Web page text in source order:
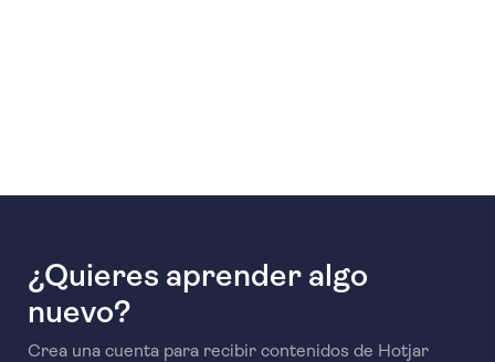
¿Quieres aprender algo
nuevo?
Crea una cuenta para recibir contenidos de Hotjar